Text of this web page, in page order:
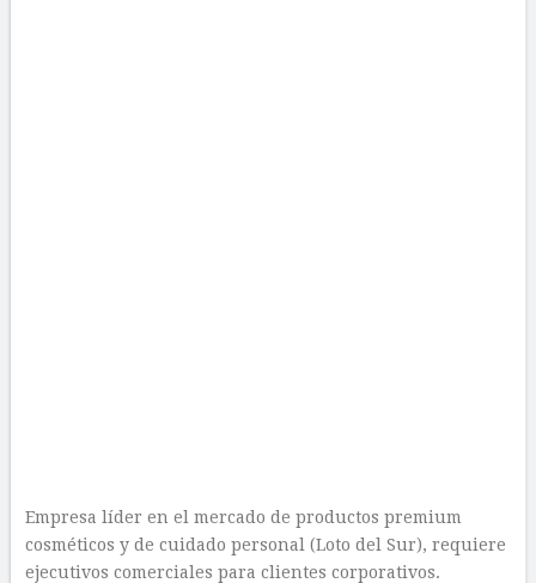
Empresa líder en el mercado de productos premium
cosméticos y de cuidado personal (Loto del Sur), requiere
ejecutivos comerciales para clientes corporativos.